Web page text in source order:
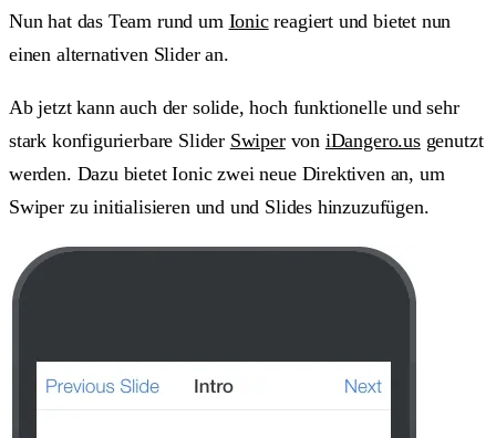
Nun hat das Team rund um Ionicreagiert und bietet nun
einen alternativen Slider an.
Ab jetzt kann auch der solide, hoch funktionelle und sehr
stark konfigurierbare Slider Swipervon iDangero.usgenutzt
werden. Dazu bietet Ionic zwei neue Direktiven an, um
Swiper zu initialisieren und und Slides hinzuzufügen.